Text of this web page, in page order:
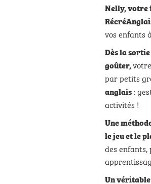
Nelly, votre
vos enfants
Dès la
goûter,
par petits
anglais :
activités !
Une
le jeu et le
des
Un